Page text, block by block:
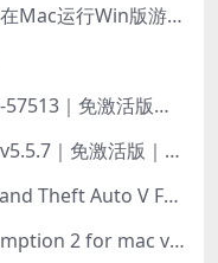
Win版Steam For Mac v2.0｜在Mac运行Win版游戏！｜升级GPTK4.0支持！
🔥Parallels Desktop v26.4.0-57513｜免激活版｜在Mac上安装Windows/Linux等系统[赠Windows激活]
🔥CleanMyMac X5 For Mac v5.5.7｜免激活版｜macOS系统优化/清理神器
侠盗猎车手5 GTA5 Mac版 Grand Theft Auto V For Mac｜中文破解版
荒野大镖客2 Red Dead Redemption 2 for mac v1436.28｜中文移植版｜最好玩的开放世界游戏